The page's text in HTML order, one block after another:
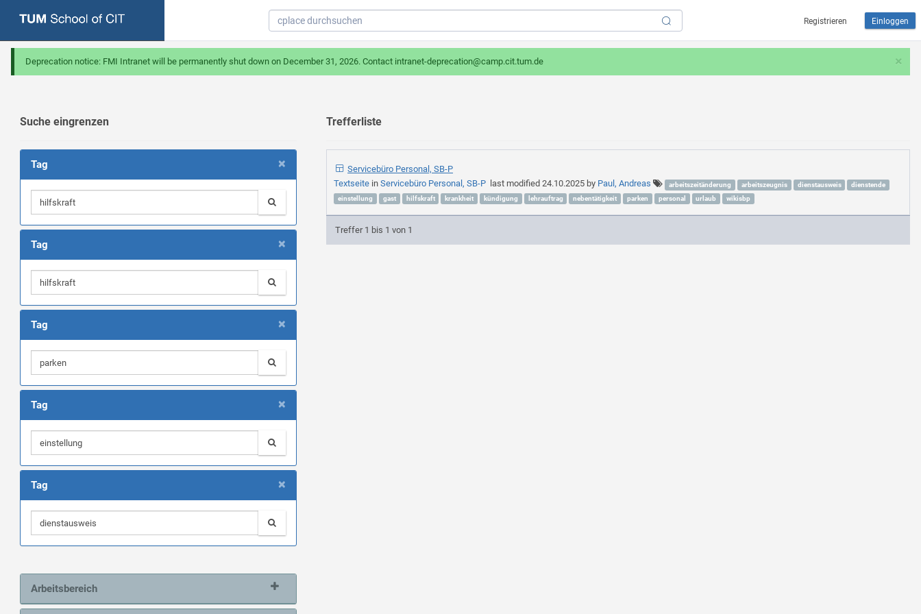
Registrieren Einloggen
×
Deprecation notice: FMI Intranet will be permanently shut down on December 31, 2026. Contact intranet-deprecation@camp.cit.tum.de
Suche eingrenzen
×
Tag
×
Tag
×
Tag
×
Tag
×
Tag
Arbeitsbereich
Trefferliste
Servicebüro Personal, SB-P
Textseite inServicebüro Personal, SB-P last modified24.10.2025 by Paul, Andreas arbeitszeitänderung arbeitszeugnis dienstausweis
dienstende
einstellung
gast hilfskraft krankheit kündigung lehrauftrag nebentätigkeit parken personal urlaub wikisbp
Treffer 1 bis 1 von 1